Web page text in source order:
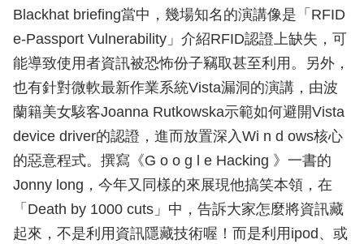
Blackhat briefing當中，幾場知名的演講像是「RFID
e-Passport Vulnerability」介紹RFID認證上缺失，可
能導致使用者資訊被恐怖份子竊取甚至利用。另外，
也有針對微軟最新作業系統Vista漏洞的演講，由波
蘭籍美女駭客Joanna Rutkowska示範如何避開Vista
device driver的認證，進而放置深入Wi n d ows核心
的惡意程式。撰寫《G o o g l e Hacking 》一書的
Jonny long，今年又同樣的來展現他搞笑本領，在
「Death by 1000 cuts」中，告訴大家怎麼將資訊藏
起來，不是利用資訊隱藏技術喔！而是利用ipod、或